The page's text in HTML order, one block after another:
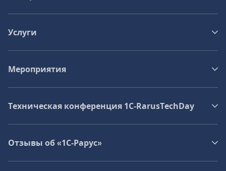
Услуги
Мероприятия
Техническая конференция 1C‑RarusTechDay
Отзывы об «1С-Рарус»